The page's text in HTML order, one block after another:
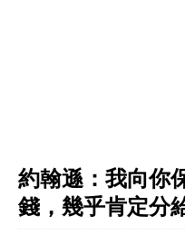
約翰遜：我向你
錢，幾乎肯定分